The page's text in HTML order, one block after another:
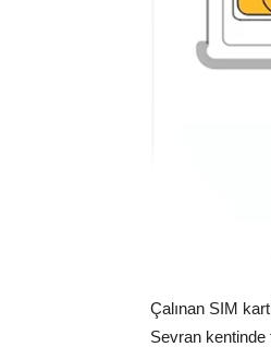
Çalınan SIM
Sevran kentinde